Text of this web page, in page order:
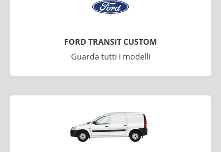
FORD TRANSIT CUSTOM
Guarda tutti i modelli